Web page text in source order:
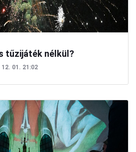
tűzijáték nélkül?
12. 01. 21:02